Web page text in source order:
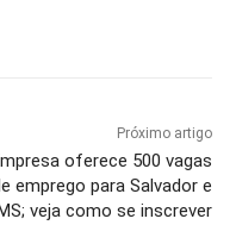
Próximo artigo
oferece 500 vagas
emprego para Salvador e
veja como se inscrever